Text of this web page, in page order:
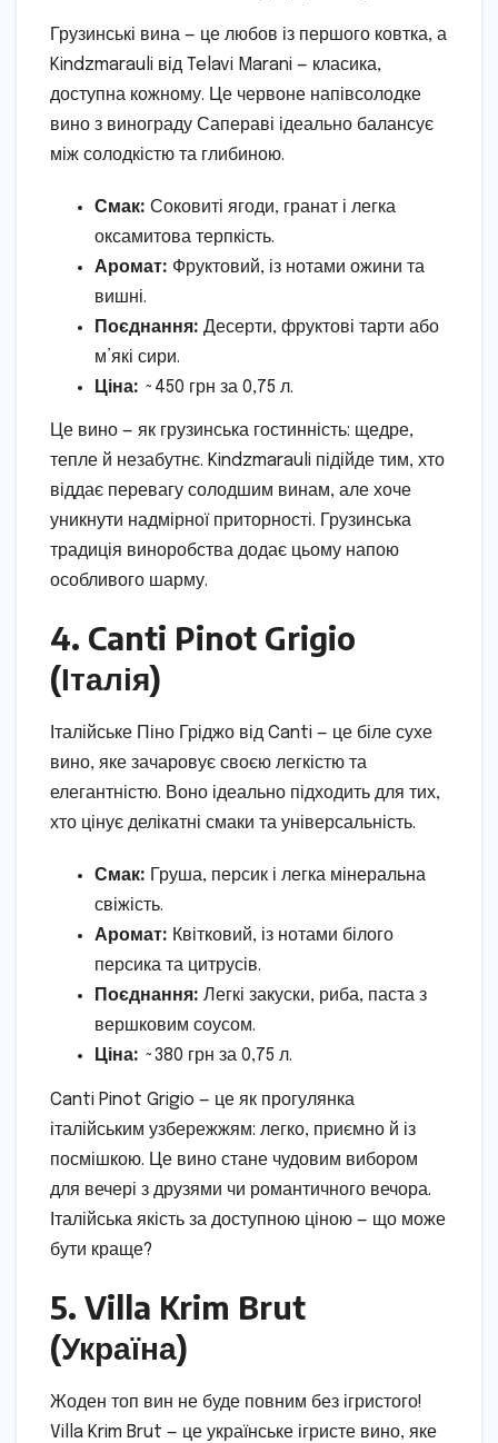
Грузинські вина — це любов із першого ковтка, а
Kindzmarauli від Telavi Marani — класика,
доступна кожному. Це червоне напівсолодке
вино з винограду Сапераві ідеально балансує
між солодкістю та глибиною.
Смак: Соковиті ягоди, гранат і легка
оксамитова терпкість.
Аромат: Фруктовий, із нотами ожини та
вишні.
Поєднання: Десерти, фруктові тарти або
м’які сири.
Ціна: ~450 грн за 0,75 л.
Це вино — як грузинська гостинність: щедре,
тепле й незабутнє. Kindzmarauli підійде тим, хто
віддає перевагу солодшим винам, але хоче
уникнути надмірної приторності. Грузинська
традиція виноробства додає цьому напою
особливого шарму.
4. Canti Pinot Grigio
(Італія)
Італійське Піно Гріджо від Canti — це біле сухе
вино, яке зачаровує своєю легкістю та
елегантністю. Воно ідеально підходить для тих,
хто цінує делікатні смаки та універсальність.
Смак: Груша, персик і легка мінеральна
свіжість.
Аромат: Квітковий, із нотами білого
персика та цитрусів.
Поєднання: Легкі закуски, риба, паста з
вершковим соусом.
Ціна: ~380 грн за 0,75 л.
Canti Pinot Grigio — це як прогулянка
італійським узбережжям: легко, приємно й із
посмішкою. Це вино стане чудовим вибором
для вечері з друзями чи романтичного вечора.
Італійська якість за доступною ціною — що може
бути краще?
5. Villa Krim Brut
(Україна)
Жоден топ вин не буде повним без ігристого!
Villa Krim Brut — це українське ігристе вино, яке